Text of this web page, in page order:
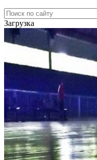
Загрузка